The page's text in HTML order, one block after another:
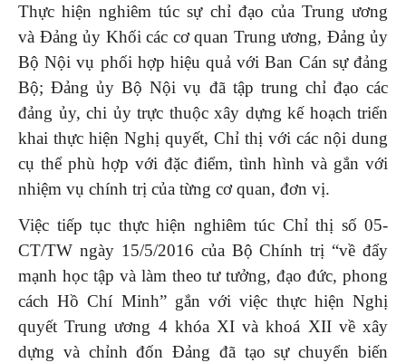
Thực hiện nghiêm túc sự chỉ đạo của Trung ương
và Đảng ủy Khối các cơ quan Trung ương, Đảng ủy
Bộ Nội vụ phối hợp hiệu quả với Ban Cán sự đảng
Bộ; Đảng ủy Bộ Nội vụ đã tập trung chỉ đạo các
đảng ủy, chi ủy trực thuộc xây dựng kế hoạch triển
khai thực hiện Nghị quyết, Chỉ thị với các nội dung
cụ thể phù hợp với đặc điểm, tình hình và gắn với
nhiệm vụ chính trị của từng cơ quan, đơn vị.
Việc tiếp tục thực hiện nghiêm túc Chỉ thị số 05-
CT/TW ngày 15/5/2016 của Bộ Chính trị “về đẩy
mạnh học tập và làm theo tư tưởng, đạo đức, phong
cách Hồ Chí Minh” gắn với việc thực hiện Nghị
quyết Trung ương 4 khóa XI và khoá XII về xây
dựng và chỉnh đốn Đảng đã tạo sự chuyển biến